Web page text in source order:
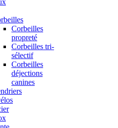
Corbeilles
propreté
Corbeilles tri-
sélectif
Corbeilles
déjections
canines